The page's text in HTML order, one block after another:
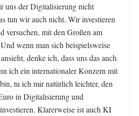
uns der Digitalisierung nicht
tun wir auch nicht. Wir investieren
versuchen, mit den Großen am
wenn man sich beispielsweise
denke ich, dass uns das auch
ich ein internationaler Konzern mit
tu ich mir natürlich leichter, den
in Digitalisierung und
Klarerweise ist auch KI